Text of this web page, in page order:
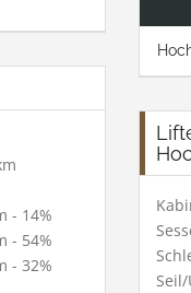
- 14%
- 54%
- 32%